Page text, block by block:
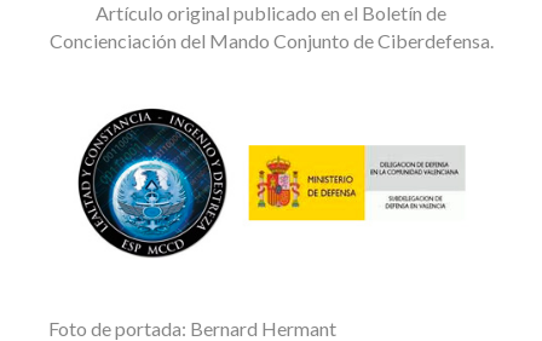
Artículo original publicado en el Boletín de
Concienciación del Mando Conjunto de Ciberdefensa.
Foto de portada: Bernard Hermant